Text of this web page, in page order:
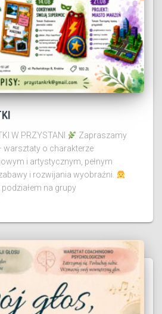
W PRZYSTANI
Zapraszamy
warsztaty o charakterze
i artystycznym, pełnym
i rozwijania wyobraźni.
na grupy